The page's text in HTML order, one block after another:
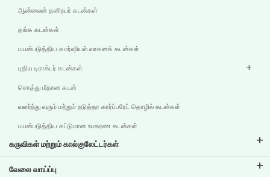
ஆன்லைன் தனிநபர் கடன்கள்
தங்க கடன்கள்
பயன்படுத்திய கமர்ஷியல் வாகனக் கடன்கள்
புதிய டிராக்டர் கடன்கள்
சொத்து மீதான கடன்
வளர்ந்து வரும் மற்றும் நடுத்தர கார்ப்பரேட் தொழில் கடன்கள்
பயன்படுத்திய கட்டுமான உபகரண கடன்கள்
கருவிகள் மற்றும் கால்குலேட்டர்கள்
இஎம்ஐ கால்குலேட்டர்
வேலை வாய்ப்பு